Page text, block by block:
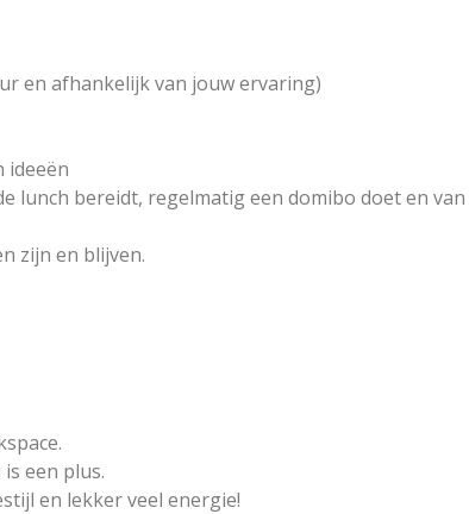
en afhankelijk van jouw ervaring)
ideeën
lunch bereidt, regelmatig een domibo doet en
zijn en blijven.
een plus.
en lekker veel energie!